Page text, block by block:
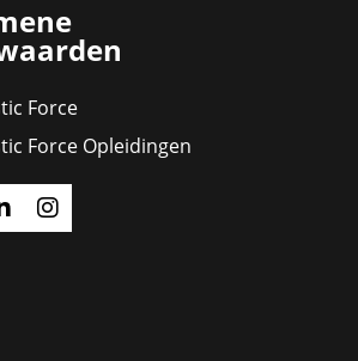
Force
Force Opleidingen
Ga